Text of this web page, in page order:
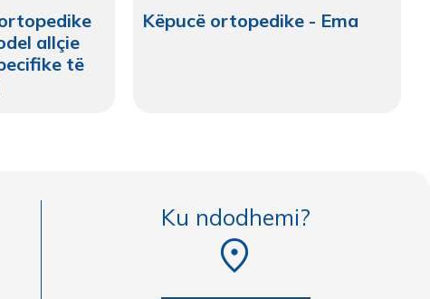
allçie
të
Këpucë ortopedike - Ema
Ku ndodhemi?